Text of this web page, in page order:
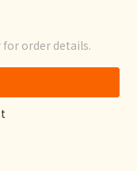
for order details.